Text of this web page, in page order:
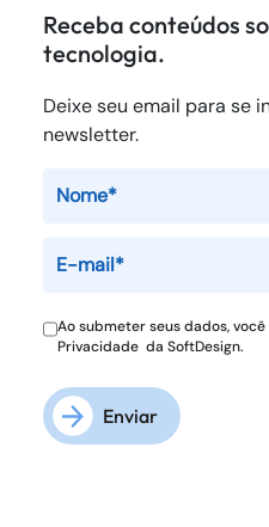
Receba conteúdos
tecnologia.
Deixe seu email para se
newsletter.
Ao submeter seus dados,
Privacidade da SoftDesign.
Enviar